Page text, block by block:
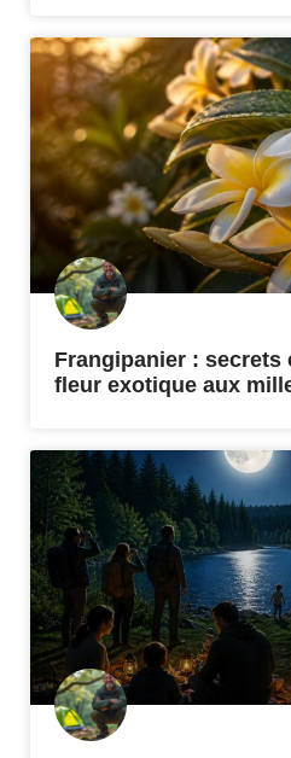
Frangipanier : secrets
fleur exotique aux